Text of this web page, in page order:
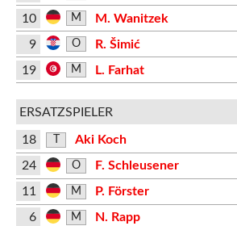
10 M M. Wanitzek
9 O R. Šimić
19 M L. Farhat
ERSATZSPIELER
18
Aki Koch
24
O F. Schleusener
11 M P. Förster
6 M N. Rapp